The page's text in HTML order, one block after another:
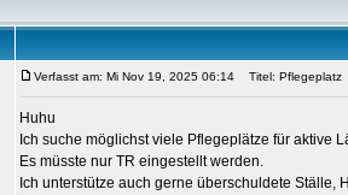
Verfasst am: Mi Nov 19, 2025 06:14 Titel: Pflegeplatz
Huhu
Ich suche möglichst viele Pflegeplätze für aktive
Es müsste nur TR eingestellt werden.
Ich unterstütze auch gerne überschuldete Ställe,